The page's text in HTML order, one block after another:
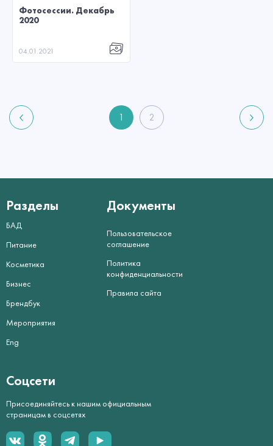
Фотосессии. Декабрь
2020
04.01.2021
1 2
Разделы
БАД
Питание
Косметика
Бизнес
Брендбук
Мероприятия
Eng
Документы
Пользовательское
соглашение
Политика
конфиденциальности
Правила сайта
Соцсети
Присоединяйтесь к нашим официальным
страницам в соцсетях